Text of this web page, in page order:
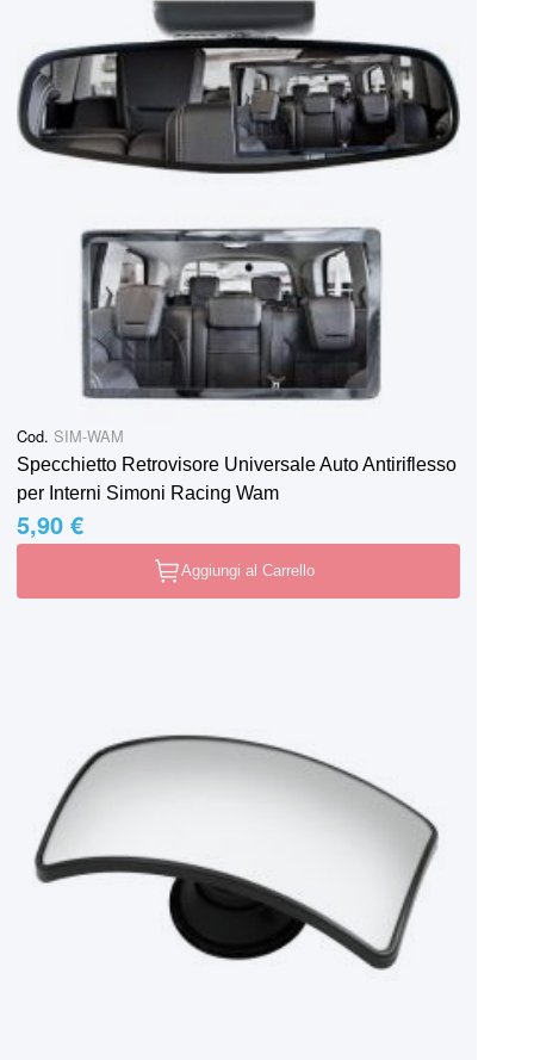
Cod. SIM-WAM
Specchietto Retrovisore Universale Auto Antiriflesso
per Interni Simoni Racing Wam
5,90 €
Aggiungi al Carrello